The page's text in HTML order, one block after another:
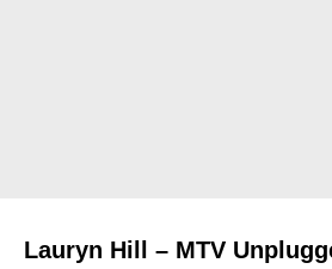
Lauryn Hill – MTV